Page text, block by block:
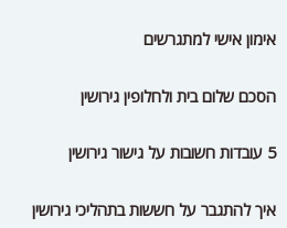
אימון אישי למתגרשים
הסכם שלום בית ולחלופין גירושין
5 עובדות חשובות על גישור גירושין
איך להתגבר על חששות בתהליכי גירושין